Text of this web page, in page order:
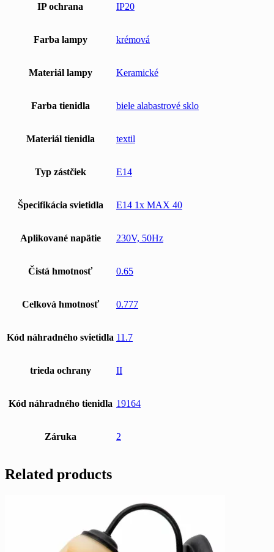
IP ochrana IP20
Farba lampy krémová
Materiál lampy Keramické
Farba tienidla biele alabastrové sklo
Materiál tienidla textil
Typ zástčiek E14
Špecifikácia svietidla E14 1x MAX 40
Aplikované napätie 230V, 50Hz
Čistá hmotnosť 0.65
Celková hmotnosť 0.777
Kód náhradného svietidla 11.7
trieda ochrany II
Kód náhradného tienidla 19164
Záruka 2
Related products